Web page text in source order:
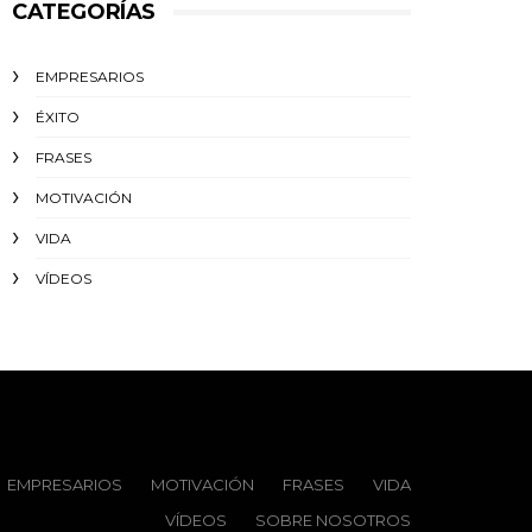
CATEGORÍAS
EMPRESARIOS
ÉXITO‬
FRASES
MOTIVACIÓN
VIDA
VÍDEOS
EMPRESARIOS MOTIVACIÓN FRASES
VIDA
VÍDEOS
SOBRE NOSOTROS